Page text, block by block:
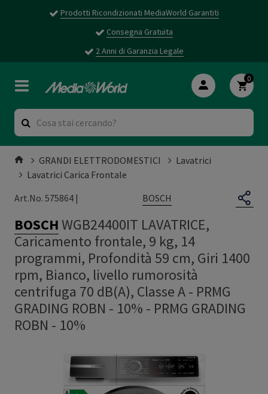
Prodotti Ricondizionati MediaWorld Garantiti
Consegna Gratuita
2 Anni di Garanzia Legale
0
GRANDI ELETTRODOMESTICI
Lavatrici
Lavatrici Carica Frontale
Art.No. 575864 |
BOSCH
BOSCHWGB24400IT LAVATRICE,
Caricamento frontale, 9 kg, 14
programmi, Profondità 59 cm, Giri 1400
rpm, Bianco, livello rumorosità
centrifuga 70 dB(A), Classe A - PRMG
GRADING ROBN - 10% - PRMG GRADING
ROBN - 10%